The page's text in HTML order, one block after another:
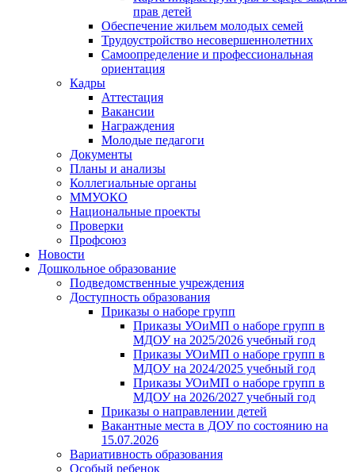
прав детей
Обеспечение жильем молодых семей
Трудоустройство несовершеннолетних
Самоопределение и профессиональная
ориентация
Кадры
Аттестация
Вакансии
Награждения
Молодые педагоги
Документы
Планы и анализы
Коллегиальные органы
ММУОКО
Национальные проекты
Проверки
Профсоюз
Новости
Дошкольное образование
Подведомственные учреждения
Доступность образования
Приказы о наборе групп
Приказы УОиМП о наборе групп в
МДОУ на 2025/2026 учебный год
Приказы УОиМП о наборе групп в
МДОУ на 2024/2025 учебный год
Приказы УОиМП о наборе групп в
МДОУ на 2026/2027 учебный год
Приказы о направлении детей
Вакантные места в ДОУ по состоянию на
15.07.2026
Вариативность образования
Особый ребенок